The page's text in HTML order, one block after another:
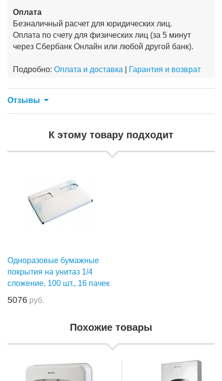
Оплата
Безналичный расчет для юридических лиц.
Оплата по счету для физических лиц (за 5 минут
через Сбербанк Онлайн или любой другой банк).
Подробно: Оплата и доставка Гарантия и возврат
Отзывы
К этому товару подходит
Одноразовые бумажные
покрытия на унитаз 1/4
сложение, 100 шт., 16 пачек
5076 руб.
Похожие товары